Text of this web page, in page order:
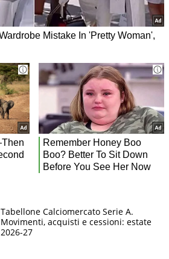
Tabellone Calciomercato Serie A.
Movimenti, acquisti e cessioni: estate
2026-27